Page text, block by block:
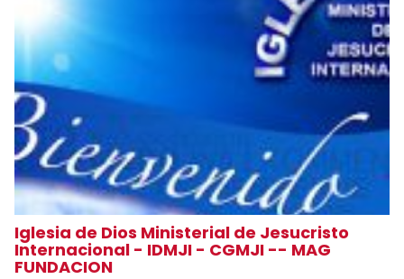
Iglesia de Dios Ministerial de Jesucristo
Internacional - IDMJI - CGMJI -- MAG
FUNDACION